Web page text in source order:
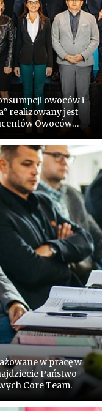
owoców i
realizowany jest
Owoców
ekspertami i
w pracę w
Państwo
Core Team.